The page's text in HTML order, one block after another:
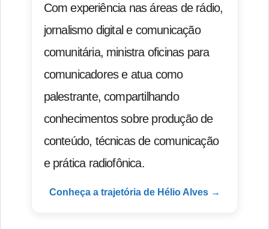
Com experiência nas áreas de rádio,
jornalismo digital e comunicação
comunitária, ministra oficinas para
comunicadores e atua como
palestrante, compartilhando
conhecimentos sobre produção de
conteúdo, técnicas de comunicação
e prática radiofônica.
Conheça a trajetória de Hélio Alves →